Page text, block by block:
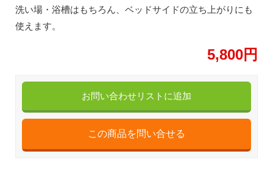
洗い場・浴槽はもちろん、ベッドサイドの立ち上がりにも
使えます。
5,800円
お問い合わせリストに追加